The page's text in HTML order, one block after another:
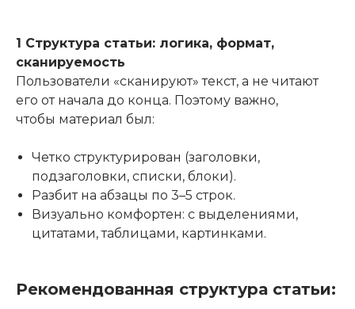
1 Структура статьи: логика, формат,
сканируемость
Пользователи «сканируют» текст, а не читают
его от начала до конца. Поэтому важно,
чтобы материал был:
Четко структурирован (заголовки,
подзаголовки, списки, блоки).
Разбит на абзацы по 3–5 строк.
Визуально комфортен: с выделениями,
цитатами, таблицами, картинками.
Рекомендованная структура статьи: